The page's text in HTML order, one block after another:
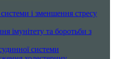
і зменшення стресу
імунітету та боротьби з
системи